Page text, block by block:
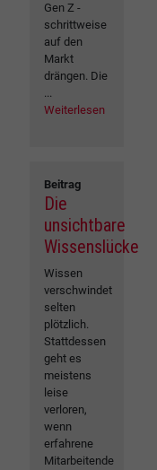
Gen Z -
schrittweise
auf den
Markt
drängen. Die
...
Weiterlesen
Beitrag
Die
unsichtbare
Wissenslücke
Wissen
verschwindet
selten
plötzlich.
Stattdessen
geht es
meistens
leise
verloren,
wenn
erfahrene
Mitarbeitende